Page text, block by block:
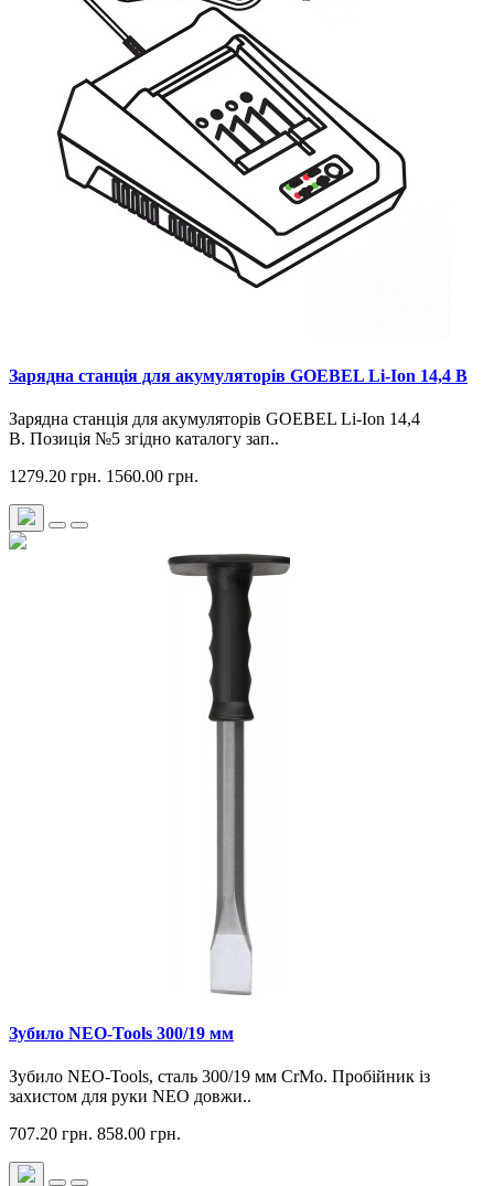
Зарядна станція для акумуляторів GOEBEL Li-Ion 14,4 В
Зарядна станція для акумуляторів GOEBEL Li-Ion 14,4
В. Позиція №5 згідно каталогу зап..
1279.20 грн. 1560.00 грн.
Зубило NEO-Tools 300/19 мм
Зубило NEO-Tools, сталь 300/19 мм CrMo. Пробійник із
захистом для руки NEO довжи..
707.20 грн. 858.00 грн.